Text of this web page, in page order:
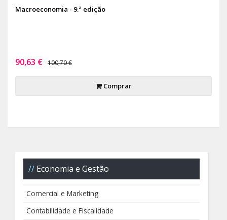
Macroeconomia - 9.ª edição
90,63 € 100,70 €
Comprar
Economia e Gestão
Comercial e Marketing
Contabilidade e Fiscalidade